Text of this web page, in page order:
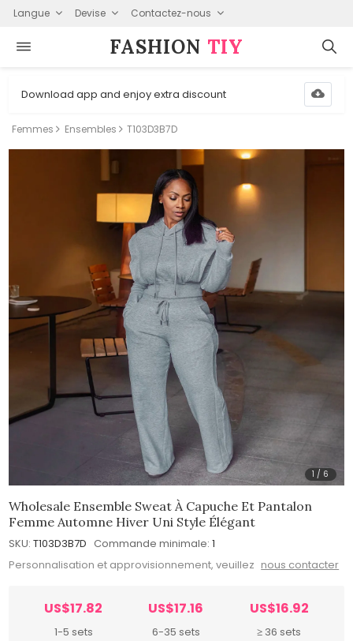
Langue Devise Contactez-nous
FASHION⁠ TIY
Download app and enjoy extra discount
Femmes Ensembles T103D3B7D
1 / 6
Wholesale Ensemble Sweat À Capuche Et Pantalon
Femme Automne Hiver Uni Style Élégant
SKU: T103D3B7D Commande minimale: 1
Personnalisation et approvisionnement, veuillez nous contacter
US$17.82
1-5 sets
US$17.16
6-35 sets
US$16.92
≥ 36 sets